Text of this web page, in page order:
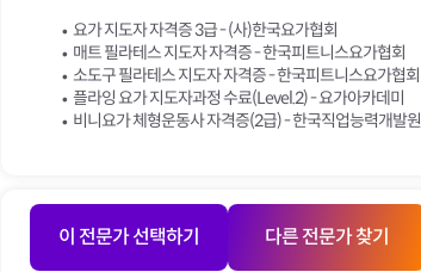
요가 지도자 자격증 3급 - (사)한국요가협회
매트 필라테스 지도자 자격증 - 한국피트니스요가협회
소도구 필라테스 지도자 자격증 - 한국피트니스요가협회
플라잉 요가 지도자과정 수료(Level.2) - 요가아카데미
비니요가 체형운동사 자격증(2급) - 한국직업능력개발원
이 전문가 선택하기 다른 전문가 찾기